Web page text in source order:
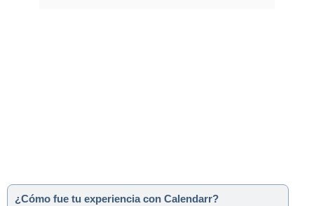
¿Cómo fue tu experiencia con Calendarr?